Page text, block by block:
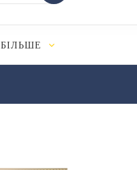
БІЛЬШЕ